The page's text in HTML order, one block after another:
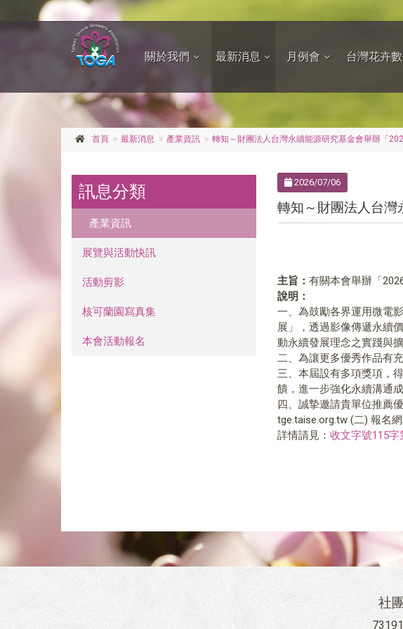
關於我們 最新消息 月例會 台灣花卉
首頁 最新消息 產業資訊 轉知～財團法人台灣永續能源研究基金會舉辦「
訊息分類
產業資訊
展覽與活動快訊
活動剪影
核可蘭園寫真集
本會活動報名
2026/07/06
轉知～財團法人台灣
主旨： 有關本會舉辦「
說明：
一、為鼓勵各界運用微電
展」，透過影像傳遞永續
動永續發展理念之實踐與擴
二、為讓更多優秀作品有
三、本屆設有多項獎項，
饋，進一步強化永續溝通
四、誠摯邀請貴單位推薦
tge.taise.org.tw (二) 報名
詳情請見： 收文字號115字
社